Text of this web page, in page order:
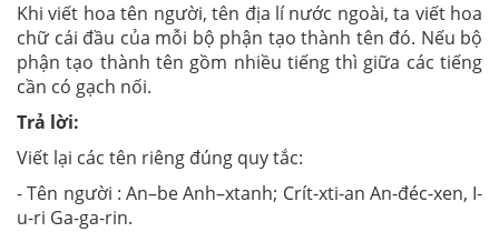
Khi viết hoa tên người, tên địa lí nước ngoài, ta viết hoa
chữ cái đầu của mỗi bộ phận tạo thành tên đó. Nếu bộ
phận tạo thành tên gồm nhiều tiếng thì giữa các tiếng
cần có gạch nối.
Trả lời:
Viết lại các tên riêng đúng quy tắc:
- Tên người : An–be Anh–xtanh; Crít-xti-an An-đéc-xen, I-
u-ri Ga-ga-rin.